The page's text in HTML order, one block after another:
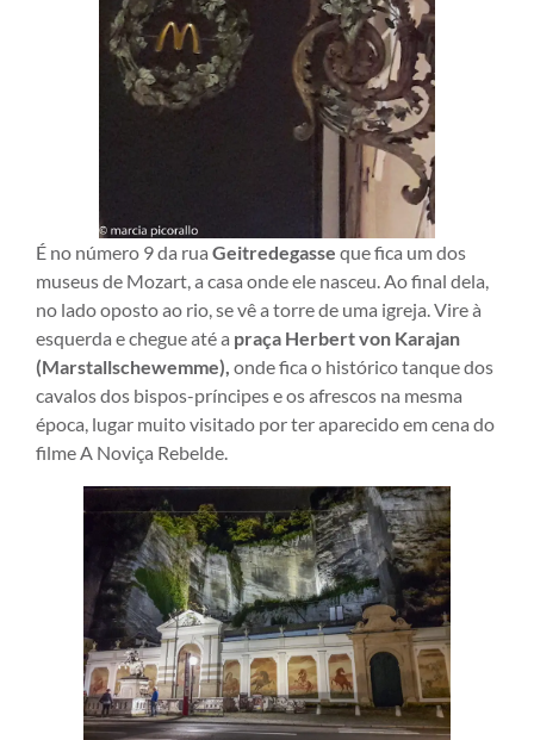
É no número 9 da rua Geitredegasse que fica um dos
museus de Mozart, a casa onde ele nasceu. Ao final dela,
no lado oposto ao rio, se vê a torre de uma igreja. Vire à
esquerda e chegue até a praça Herbert von Karajan
(Marstallschewemme), onde fica o histórico tanque dos
cavalos dos bispos-príncipes e os afrescos na mesma
época, lugar muito visitado por ter aparecido em cena do
filme A Noviça Rebelde.